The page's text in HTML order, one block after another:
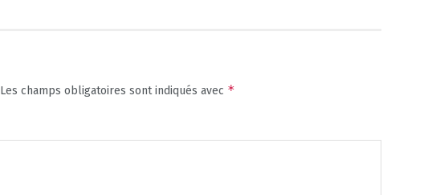
Les champs obligatoires sont indiqués avec *